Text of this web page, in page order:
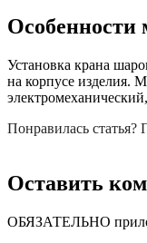
Особенности
Установка крана
на корпусе изделия.
Понравилась
Оставить
ОБЯЗАТЕЛЬНО